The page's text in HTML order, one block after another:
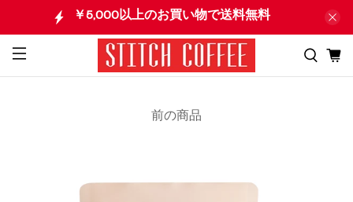
￥5,000以上のお買い物で送料無料
前の商品